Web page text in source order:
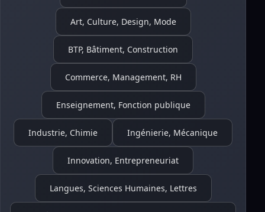
Art, Culture, Design, Mode
BTP, Bâtiment, Construction
Commerce, Management, RH
Enseignement, Fonction publique
Industrie, Chimie Ingénierie, Mécanique
Innovation, Entrepreneuriat
Langues, Sciences Humaines, Lettres